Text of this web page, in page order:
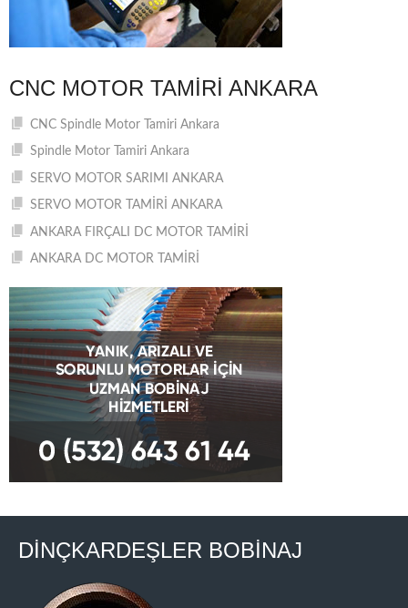
CNC MOTOR TAMIRI ANKARA
CNC Spindle Motor Tamiri Ankara
Spindle Motor Tamiri Ankara
SERVO MOTOR SARIMI ANKARA
SERVO MOTOR TAMİRİ ANKARA
ANKARA FIRÇALI DC MOTOR TAMİRİ
ANKARA DC MOTOR TAMİRİ
DİNÇKARDEŞLER BOBİNAJ